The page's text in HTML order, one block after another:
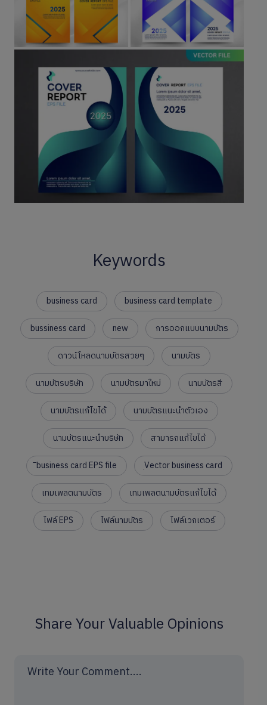
Keywords
business card
business card template
bussiness card
new
การออกแบบนามบัตร
ดาวน์โหลดนามบัตรสวยๆ
นามบัตร
นามบัตรบริษัท
นามบัตรมาใหม่
นามบัตรสี
นามบัตรแก้ไขได้
นามบัตรแนะนำตัวเอง
นามบัตรแนะนำบริษัท
สามารถแก้ไขได้
ิbusiness card EPS file
ฺVector business card
เทมเพลตนามบัตร
เทมเพลตนามบัตรแก้ไขได้
ไฟล์ EPS
ไฟล์นามบัตร ไฟล์เวกเตอร์
Share Your Valuable Opinions